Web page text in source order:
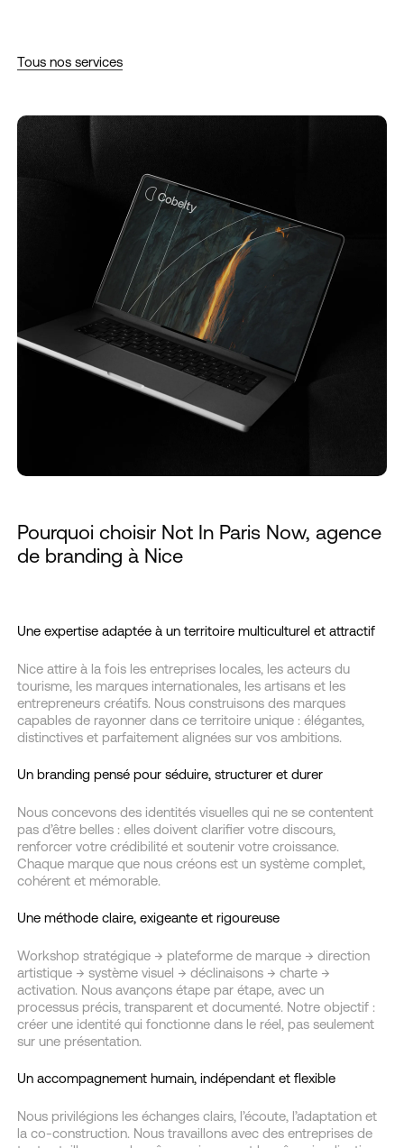
Tous nos services
Pourquoi choisir Not In Paris Now, agence
de branding à Nice
Une expertise adaptée à un territoire multiculturel et attractif
Nice attire à la fois les entreprises locales, les acteurs du
tourisme, les marques internationales, les artisans et les
entrepreneurs créatifs. Nous construisons des marques
capables de rayonner dans ce territoire unique : élégantes,
distinctives et parfaitement alignées sur vos ambitions.
Un branding pensé pour séduire, structurer et durer
Nous concevons des identités visuelles qui ne se contentent
pas d’être belles : elles doivent clarifier votre discours,
renforcer votre crédibilité et soutenir votre croissance.
Chaque marque que nous créons est un système complet,
cohérent et mémorable.
Une méthode claire, exigeante et rigoureuse
Workshop stratégique → plateforme de marque → direction
artistique → système visuel → déclinaisons → charte →
activation. Nous avançons étape par étape, avec un
processus précis, transparent et documenté. Notre objectif :
créer une identité qui fonctionne dans le réel, pas seulement
sur une présentation.
Un accompagnement humain, indépendant et flexible
Nous privilégions les échanges clairs, l’écoute, l’adaptation et
la co-construction. Nous travaillons avec des entreprises de